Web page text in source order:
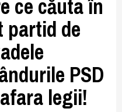
ce căuta în
partid de
PSD
legii!